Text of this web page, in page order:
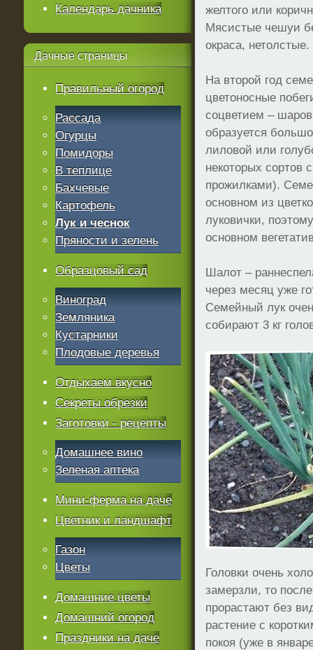
желтого или
Мясистые чешуи
окраса, нетолстые.
На второй год
цветоносные
соцветием –
образуется
лиловой или
некоторых сортов
прожилками).
основном из
луковички,
основном
Шалот –
через месяц уже
Семейный лук
собирают 3 кг
Головки очень
замерзли, то
прорастают без
растение с
покоя (уже в
Календарь дачника
Дачные страницы
Правильный огород
Рассада
Огурцы
Помидоры
В теплице
Бахчевые
Картофель
Лук и чеснок
Пряности и зелень
Образцовый сад
Виноград
Земляника
Кустарники
Плодовые деревья
Отдыхаем вкусно
Секреты обрезки
Заготовки - рецепты
Домашнее вино
Зеленая аптека
Мини-ферма на даче
Цветник и ландшафт
Газон
Цветы
Домашние цветы
Домашний огород
Праздники на даче